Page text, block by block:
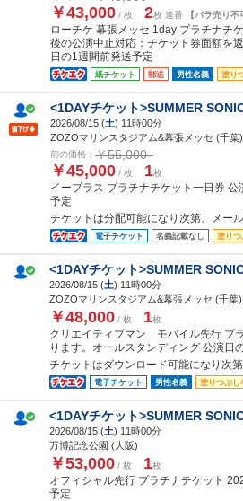
￥43,000 / 枚 2枚 連番 【バラ売り不
ローチケ 幕張メッセ 1day プラチナチ
後の公演中止対応：チケット券面額を
日の1週間前発送予定
紙チケット 郵送 男性名義 塗り
<1DAYチケット>SUMMER
2026/08/15 (土) 11時00分
ZOZOマリンスタジアム&幕張メッセ (千葉)
前の価格： ￥55,000
￥45,000 / 枚 1枚
イープラス プラチナチケット一日券 公
予定
チケットは分配可能になり次第、メー
電子チケット 名義記載なし 塗りつ
<1DAYチケット>SUMMER
2026/08/15 (土) 11時00分
ZOZOマリンスタジアム&幕張メッセ (千葉)
￥48,000 / 枚 1枚
クリエイティブマン モバイル先行 プ
ります。オールスタンディング 公演日
チケットはダウンロード可能になり次
電子チケット 男性名義 塗りつぶし
<1DAYチケット>SUMMER
2026/08/15 (土) 11時00分
万博記念公園 (大阪)
￥53,000 / 枚 1枚
オフィシャル先行 プラチナチケット
予定